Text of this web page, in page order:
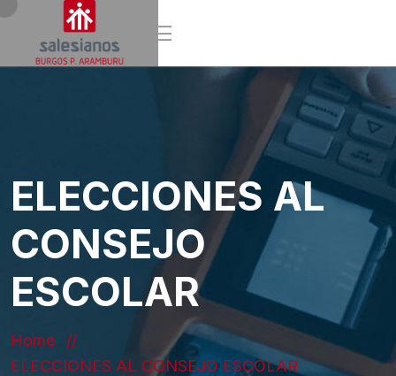
ELECCIONES AL
CONSEJO
ESCOLAR
Home
ELECCIONES AL CONSEJO ESCOLAR